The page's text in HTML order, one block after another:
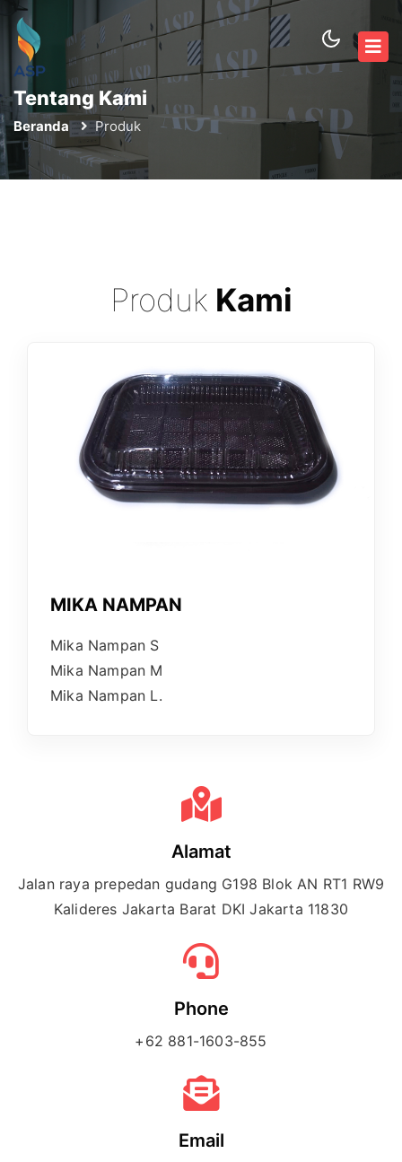
Tentang Kami
Beranda Produk
Produk Kami
MIKA NAMPAN
Mika Nampan S
Mika Nampan M
Mika Nampan L.
Alamat
Jalan raya prepedan gudang G198 Blok AN RT1 RW9
Kalideres Jakarta Barat DKI Jakarta 11830
Phone
+62 881-1603-855
Email